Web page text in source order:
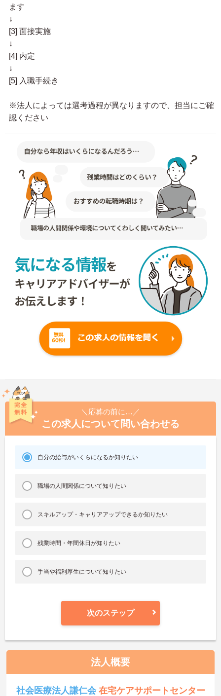
ます
↓
[3] 面接実施
↓
[4] 内定
↓
[5] 入職手続き
※法人によっては選考過程が異なりますので、担当にご確
認ください
＼応募の前に…／
この求人について問い合わせる
自分の給与がいくらになるか知りたい
職場の人間関係について知りたい
スキルアップ・キャリアアップできるか知りたい
残業時間・年間休日が知りたい
手当や福利厚生について知りたい
次のステップ
法人概要
社会医療法人謙仁会在宅ケアサポートセンター